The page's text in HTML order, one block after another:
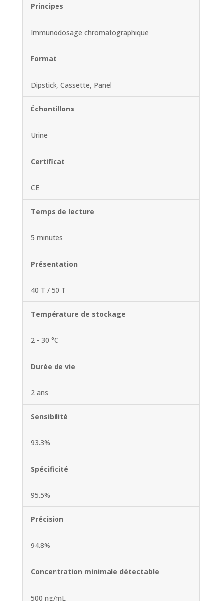
Principes
Immunodosage chromatographique
Format
Dipstick, Cassette, Panel
Échantillons
Urine
Certificat
CE
Temps de lecture
5 minutes
Présentation
40 T / 50 T
Température de stockage
2 - 30 °C
Durée de vie
2 ans
Sensibilité
93.3%
Spécificité
95.5%
Précision
94.8%
Concentration minimale détectable
500 ng/mL